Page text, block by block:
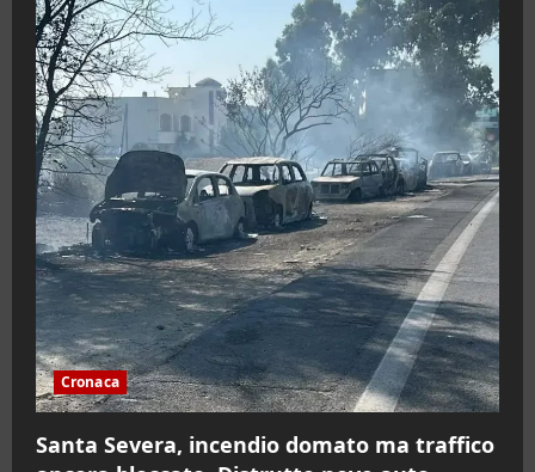
Cronaca
Santa Severa, incendio domato ma traffico